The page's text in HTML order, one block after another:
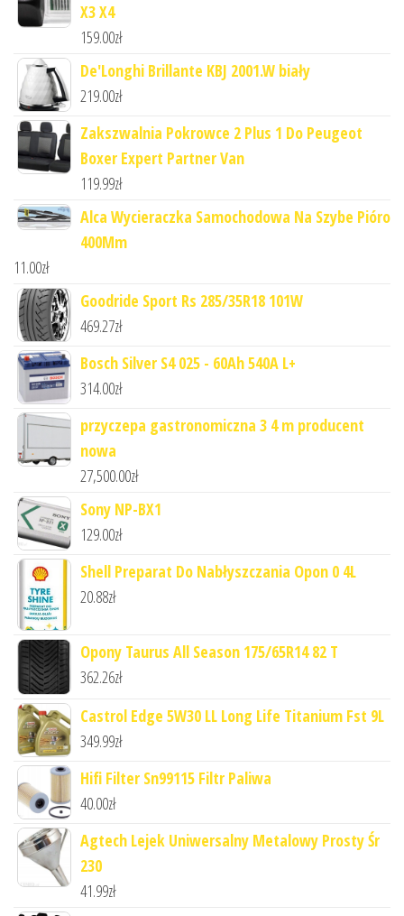
X3 X4
159.00zł
De'Longhi Brillante KBJ 2001.W biały
219.00zł
Zakszwalnia Pokrowce 2 Plus 1 Do Peugeot
Boxer Expert Partner Van
119.99zł
Alca Wycieraczka Samochodowa Na Szybe Pióro
400Mm
11.00zł
Goodride Sport Rs 285/35R18 101W
469.27zł
Bosch Silver S4 025 - 60Ah 540A L+
314.00zł
przyczepa gastronomiczna 3 4 m producent
nowa
27,500.00zł
Sony NP-BX1
129.00zł
Shell Preparat Do Nabłyszczania Opon 0 4L
20.88zł
Opony Taurus All Season 175/65R14 82 T
362.26zł
Castrol Edge 5W30 LL Long Life Titanium Fst 9L
349.99zł
Hifi Filter Sn99115 Filtr Paliwa
40.00zł
Agtech Lejek Uniwersalny Metalowy Prosty Śr
230
41.99zł